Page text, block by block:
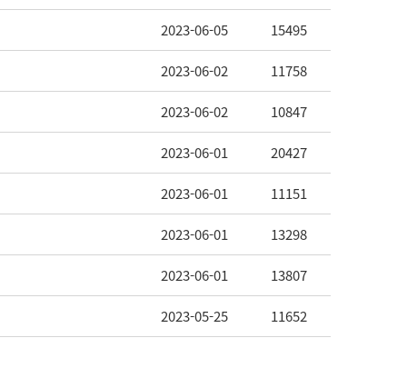
2023-06-05 15495
2023-06-02 11758
2023-06-02 10847
2023-06-01 20427
2023-06-01 11151
2023-06-01 13298
2023-06-01 13807
2023-05-25 11652